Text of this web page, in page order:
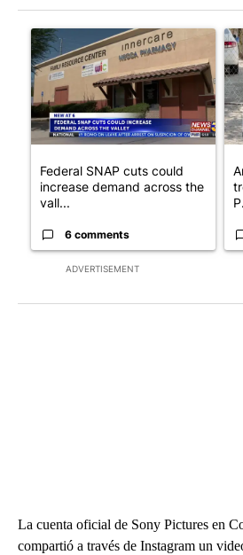
ADVERTISEMENT
A trending article titled "Federal
Federal SNAP cuts could
increase demand across the
vall...
6 comments
A
La cuenta oficial de Sony Pictures en
compartió a través de Instagram un